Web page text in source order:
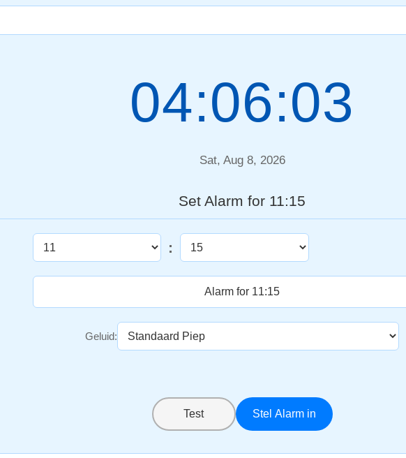
04:06:04
Sat, Aug 8, 2026
Set Alarm for 11:15
:
Geluid:
Test Stel Alarm in